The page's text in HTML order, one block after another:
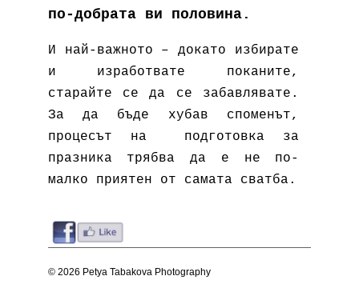
по-добрата ви половина.
И най-важното – докато избирате
и изработвате поканите,
старайте се да се забавлявате.
За да бъде хубав споменът,
процесът на подготовка за
празника трябва да е не по-
малко приятен от самата сватба.
© 2026 Petya Tabakova Photography